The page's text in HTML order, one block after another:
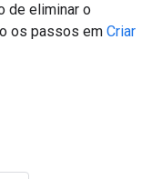
de eliminar o
os passos em Criar